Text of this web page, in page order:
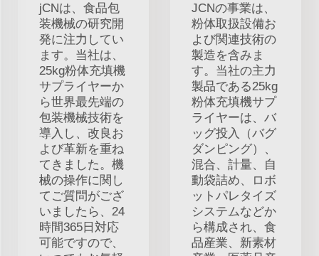
jCNは、食品包
装機械の研究開
発に注力してい
ます。当社は、
25kg粉体充填機
サプライヤーか
ら世界最先端の
包装機械技術を
導入し、改良お
よび革新を重ね
てきました。機
械の操作に関し
てご質問がござ
いましたら、24
時間365日対応
可能ですので、
JCNの事業は、
粉体取扱設備お
よび関連技術の
製造を含みま
す。当社の主力
製品である25kg
粉体充填機サプ
ライヤーは、バ
ッグ投入（バグ
ダンピング）、
混合、計量、自
動袋詰め、ロボ
ットパレタイズ
システムなどか
ら構成され、食
品産業、新素材